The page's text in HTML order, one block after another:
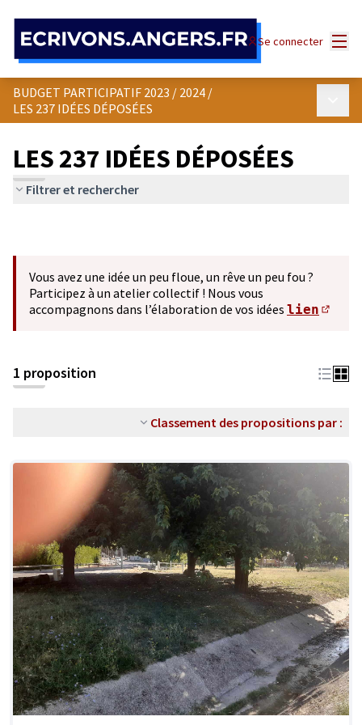
Se connecter
BUDGET PARTICIPATIF 2023 / 2024 /
LES 237 IDÉES DÉPOSÉES
LES 237 IDÉES DÉPOSÉES
Filtrer et rechercher
Vous avez une idée un peu floue, un rêve un peu fou ?
Participez à un atelier collectif ! Nous vous
accompagnons dans l’élaboration de vos idées lien
1 proposition
Classement des propositions par :